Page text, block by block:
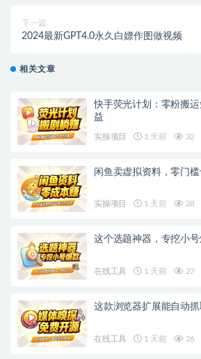
下一篇
2024最新GPT4.0永久白嫖作图做视频
相关文章
快手荧光计划：零粉搬
益
实操项目 1 天前 32
闲鱼卖虚拟资料，零门
实操项目 1 天前 28
这个选题神器，专挖小号
在线工具 1 天前 27
这款浏览器扩展能自动
在线工具 1 天前 26